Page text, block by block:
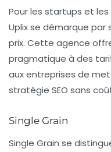
Pour les startups et
Uplix se démarque
prix. Cette agence
pragmatique à des
aux entreprises de
stratégie SEO sans
Single Grain
Single Grain se